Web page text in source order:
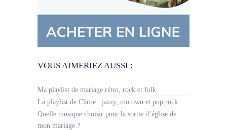
VOUS AIMERIEZ AUSSI :
Ma playlist de mariage rétro, rock et folk
La playlist de Claire : jazzy, motown et pop rock
Quelle musique choisir pour la sortie d’église de
mon mariage ?